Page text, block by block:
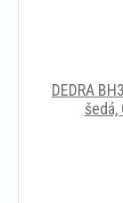
DEDRA